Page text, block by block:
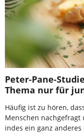
Peter-Pane-
Thema nur für
Häufig ist zu hören,
Menschen
indes ein ganz anderes